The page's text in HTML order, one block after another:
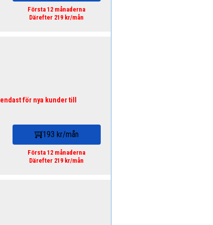
Första 12 månaderna
Därefter 219 kr/mån
endast för nya kunder till
193 kr/mån
Första 12 månaderna
Därefter 219 kr/mån